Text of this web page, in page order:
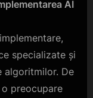
AI
specializate și
algoritmilor. De
preocupare